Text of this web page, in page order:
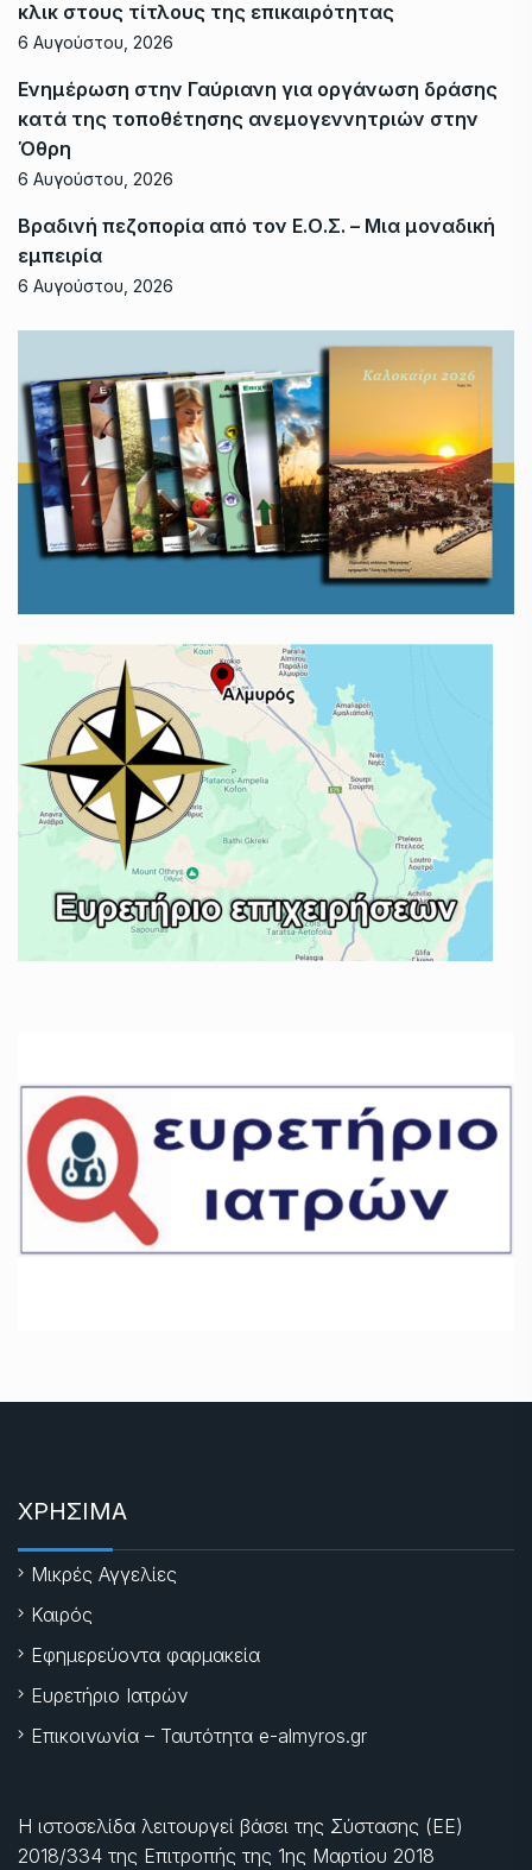
κλικ στους τίτλους της επικαιρότητας
6 Αυγούστου, 2026
Ενημέρωση στην Γαύριανη για οργάνωση δράσης
κατά της τοποθέτησης ανεμογεννητριών στην
Όθρη
6 Αυγούστου, 2026
Βραδινή πεζοπορία από τον Ε.Ο.Σ. – Μια μοναδική
εμπειρία
6 Αυγούστου, 2026
ΧΡΗΣΙΜΑ
Μικρές Αγγελίες
Καιρός
Εφημερεύοντα φαρμακεία
Ευρετήριο Ιατρών
Επικοινωνία – Ταυτότητα e-almyros.gr
Η ιστοσελίδα λειτουργεί βάσει της Σύστασης (ΕΕ)
2018/334 της Επιτροπής της 1ης Μαρτίου 2018